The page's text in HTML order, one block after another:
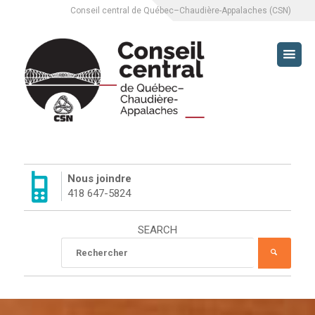
Conseil central de Québec–Chaudière-Appalaches (CSN)
Nous joindre
418 647-5824
SEARCH
CCQCA
HISTORIQUE DU CCQCA